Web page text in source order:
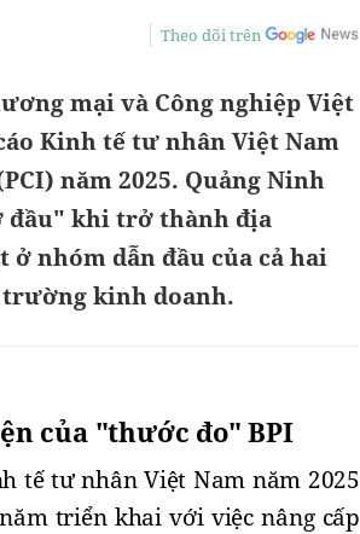
Theo dõi trên
mại và Công nghiệp Việt
Kinh tế tư nhân Việt Nam
năm 2025. Quảng Ninh
đầu" khi trở thành địa
nhóm dẫn đầu của cả hai
kinh doanh.
của "thước đo" BPI
tế tư nhân Việt Nam năm 2025
triển khai với việc nâng cấp